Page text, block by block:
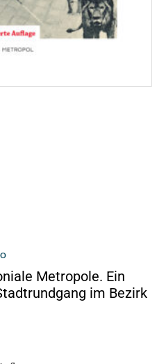
Metropole. Ein
im Bezirk